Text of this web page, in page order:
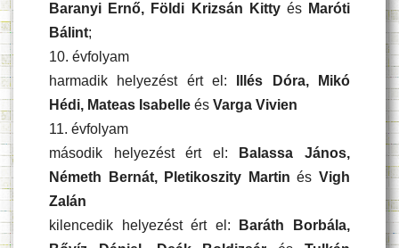
Baranyi Ernő, Földi Krizsán Kitty és Maróti
Bálint;
10. évfolyam
harmadik helyezést ért el:
Illés Dóra, Mikó
Hédi, Mateas Isabelle és Varga Vivien
11. évfolyam
második helyezést ért el:
Balassa János,
Németh Bernát, Pletikoszity MartinésVigh
Zalán
kilencedik helyezést ért el:
Baráth Borbála,